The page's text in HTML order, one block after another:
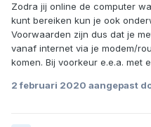
Zodra jij online de computer
kunt bereiken kun je ook
Voorwaarden zijn dus dat je
vanaf internet via je modem/
komen. Bij voorkeur e.e.a. met
2 februari 2020 aangepast